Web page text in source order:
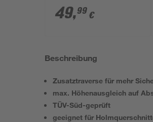
Ausgleich 'Combi'
49,99 €
Beschreibung
Zusatztraverse für mehr
max. Höhenausgleich auf
TÜV-Süd-geprüft
geeignet für